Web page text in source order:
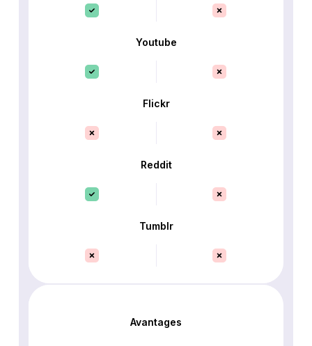
Youtube
Flickr
Reddit
Tumblr
Avantages